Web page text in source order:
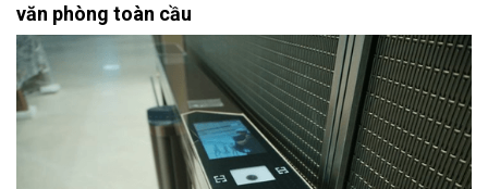
văn phòng toàn cầu